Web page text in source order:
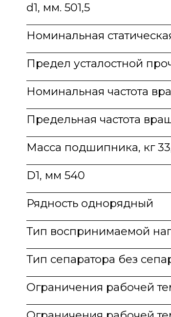
d1, мм. 501,5
Номинальная
Предел усталостной
Номинальная частота
Предельная частота
Масса подшипника, кг
D1, мм 540
Рядность однорядный
Тип воспринимаемой
Тип сепаратора без
Ограничения рабочей